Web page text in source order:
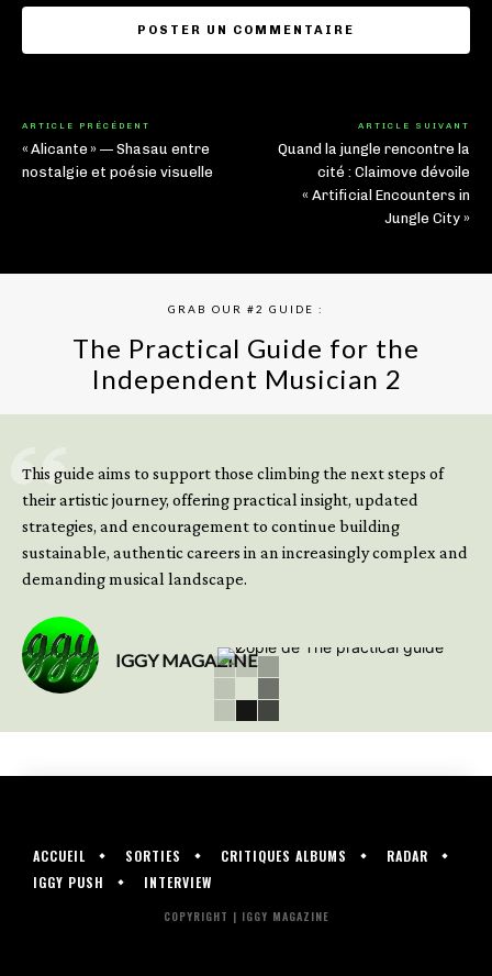
ARTICLE PRÉCÉDENT
« Alicante » — Shasau entre
nostalgie et poésie visuelle
ARTICLE SUIVANT
Quand la jungle rencontre la
cité : Claimove dévoile
« Artificial Encounters in
Jungle City »
GRAB OUR #2 GUIDE :
The Practical Guide for the
Independent Musician 2
This guide aims to support those climbing the next steps of
their artistic journey, offering practical insight, updated
strategies, and encouragement to continue building
sustainable, authentic careers in an increasingly complex and
demanding musical landscape.
IGGY MAGAZINE
ACCUEIL SORTIES CRITIQUES ALBUMS
RADAR
IGGY PUSH
INTERVIEW
COPYRIGHT | IGGY MAGAZINE